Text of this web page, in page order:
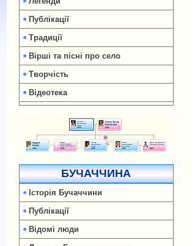
Публікації
Традиції
Вірші та пісні про село
Творчість
Відеотека
БУЧАЧЧИНА
Історія Бучаччини
Публікації
Відомі люди